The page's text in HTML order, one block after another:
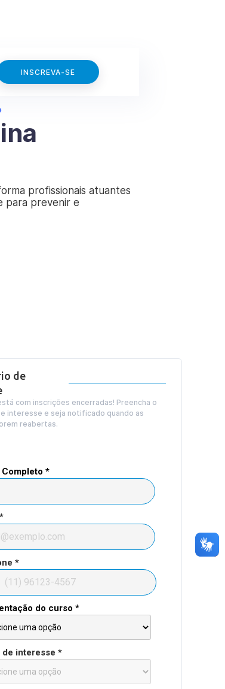
INSCREVA-SE
profissionais atuantes
para prevenir e
de
com inscrições encerradas! Preencha o
interesse e seja notificado quando as
reabertas.